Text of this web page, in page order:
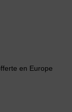
en Europe